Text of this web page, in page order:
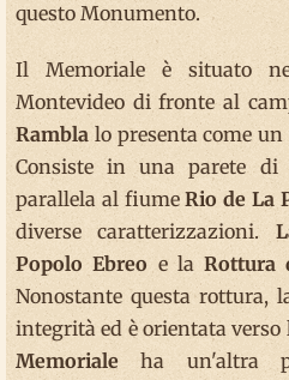
questo Monumento.
Il Memoriale è situato
Montevideo di fronte al
Rambla lo presenta come
Consiste in una parete
parallela al fiumeRio de La
diverse caratterizzazioni.
Popolo Ebreo e laRottura
Nonostante questa rottura,
integrità ed è orientata
Memoriale ha un'altra